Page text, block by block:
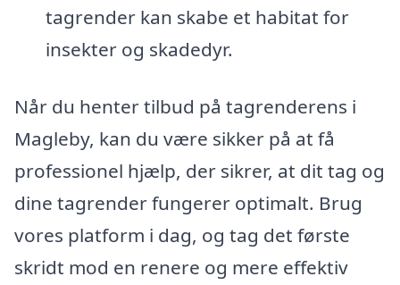
tagrender kan skabe et habitat for
insekter og skadedyr.
Når du henter tilbud på tagrenderens i
Magleby, kan du være sikker på at få
professionel hjælp, der sikrer, at dit tag og
dine tagrender fungerer optimalt. Brug
vores platform i dag, og tag det første
skridt mod en renere og mere effektiv